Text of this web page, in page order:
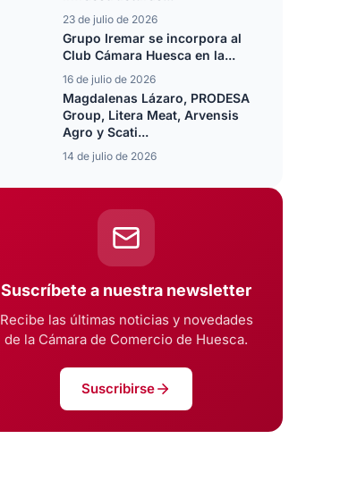
23 de julio de 2026
Grupo Iremar se incorpora al
Club Cámara Huesca en la...
16 de julio de 2026
Magdalenas Lázaro, PRODESA
Group, Litera Meat, Arvensis
Agro y Scati...
14 de julio de 2026
Suscríbete a nuestra newsletter
Recibe las últimas noticias y novedades
de la Cámara de Comercio de Huesca.
Suscribirse